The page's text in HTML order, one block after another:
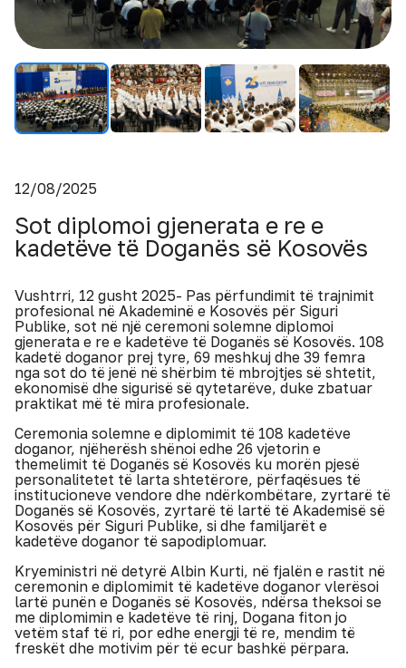
12/08/2025
Sot diplomoi gjenerata e re e
kadetëve të Doganës së Kosovës
Vushtrri, 12 gusht 2025- Pas përfundimit të trajnimit
profesional në Akademinë e Kosovës për Siguri
Publike, sot në një ceremoni solemne diplomoi
gjenerata e re e kadetëve të Doganës së Kosovës. 108
kadetë doganor prej tyre, 69 meshkuj dhe 39 femra
nga sot do të jenë në shërbim të mbrojtjes së shtetit,
ekonomisë dhe sigurisë së qytetarëve, duke zbatuar
praktikat më të mira profesionale.
Ceremonia solemne e diplomimit të 108 kadetëve
doganor, njëherësh shënoi edhe 26 vjetorin e
themelimit të Doganës së Kosovës ku morën pjesë
personalitetet të larta shtetërore, përfaqësues të
institucioneve vendore dhe ndërkombëtare, zyrtarë të
Doganës së Kosovës, zyrtarë të lartë të Akademisë së
Kosovës për Siguri Publike, si dhe familjarët e
kadetëve doganor të sapodiplomuar.
Kryeministri në detyrë Albin Kurti, në fjalën e rastit në
ceremonin e diplomimit të kadetëve doganor vlerësoi
lartë punën e Doganës së Kosovës, ndërsa theksoi se
me diplomimin e kadetëve të rinj, Dogana fiton jo
vetëm staf të ri, por edhe energji të re, mendim të
freskët dhe motivim për të ecur bashkë përpara.